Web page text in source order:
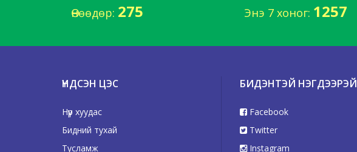
Өнөөдөр: 275 Энэ 7 хоног: 1257
ҮНДСЭН ЦЭС
Нүүр хуудас
Бидний тухай
Тусламж
БИДЭНТЭЙ НЭГДЭЭРЭЙ
Facebook
Twitter
Instagram